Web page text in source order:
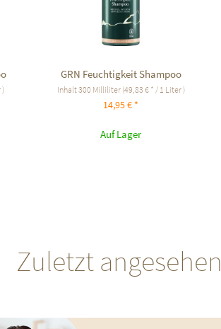
)
GRN Feuchtigkeit Shampoo
Inhalt300 Milliliter (49,83 € * / 1 Liter )
14,95 € *
Auf Lager
Zuletzt angesehen